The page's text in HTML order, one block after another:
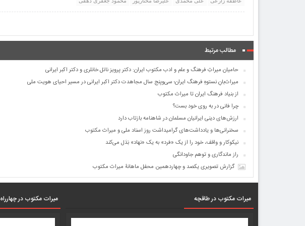
مطالب مرتبط
حامیان میراثِ فرهنگ و علم و ادب مکتوب ایران: دکتر پرویز ناتل خانلری و دکتر اکبر ایرانی
میراث‌بانِ نستوهِ فرهنگ ایران؛ سی‌وپنج سال مجاهدت دکتر اکبر ایرانی در مسیر احیای هویت ملی
از بنیاد فرهنگ ایران تا میراث مکتوب
چرا فانی در به روی خود بست؟
ارزش‌های دینی ایرانیان مسلمان در شاهنامه بازتاب دارد
سخنرانی‌ها و یادداشت‌های گرامیداشت روز اسناد ملی و میراث مکتوب
نیکوکار و واقف، خود را از یک «فرد» به یک «نهاد» بَدَل می‌کند
راز ماندگاری و توهم جاودانگی
گزارش تصویری یکصد و چهاردهمین محفل ماهانۀ میراث مکتوب
میرات مکتوب در طاقچه میرات مکتوب در چهارراه